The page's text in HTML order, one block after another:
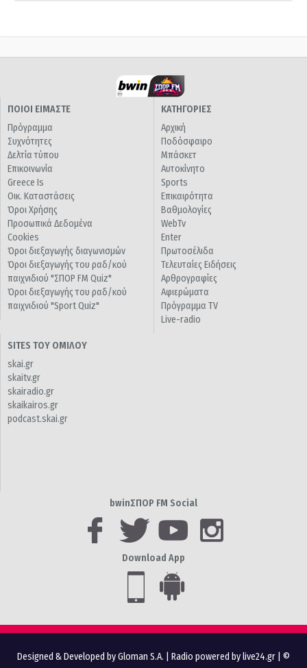
ΠΟΙΟΙ ΕΙΜΑΣΤΕ
Πρόγραμμα
Συχνότητες
Δελτία τύπου
Επικοινωνία
Greece Is
Οικ. Καταστάσεις
Όροι Χρήσης
Προσωπικά Δεδομένα
Cookies
Όροι διεξαγωγής διαγωνισμών
Όροι διεξαγωγής του ραδ/κού
παιχνιδιού "ΣΠΟΡ FM Quiz"
Όροι διεξαγωγής του ραδ/κού
παιχνιδιού "Sport Quiz"
ΚΑΤΗΓΟΡΙΕΣ
Αρχική
Ποδόσφαιρο
Μπάσκετ
Αυτοκίνητο
Sports
Επικαιρότητα
Βαθμολογίες
WebTv
Enter
Πρωτοσέλιδα
Τελευταίες Ειδήσεις
Αρθρογραφίες
Αφιερώματα
Πρόγραμμα TV
Live-radio
SITES ΤΟΥ ΟΜΙΛΟΥ
skai.gr
skaitv.gr
skairadio.gr
skaikairos.gr
podcast.skai.gr
bwinΣΠΟΡ FM Social
Download App
Designed & Developed by Gloman S.A. Radio powered by live24.gr | ©